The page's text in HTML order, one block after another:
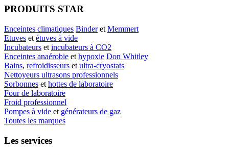
PRODUITS STAR
Enceintes climatiques Binderet Memmert
Etuves et étuves à vide
Incubateurs et incubateurs à CO2
Enceintes anaérobie et hypoxie Don Whitley
Bains, refroidisseurs et ultra-cryostats
Nettoyeurs ultrasons professionnels
Sorbonnes et hottes de laboratoire
Four de laboratoire
Froid professionnel
Pompes à vide et générateurs de gaz
Toutes les marques
Les services